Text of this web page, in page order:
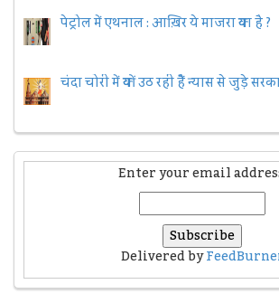
पेट्रोल में एथनाल : आख़िर ये माजरा क्या है ?
चंदा चोरी में क्यों उठ रही हैैं न्यास से जुड़े
Enter your email
Delivered by